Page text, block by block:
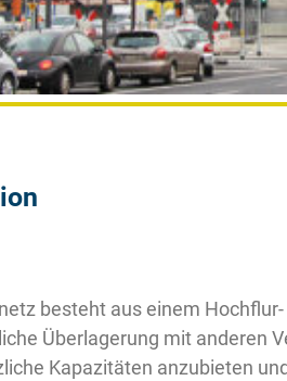
besteht aus einem
Überlagerung mit anderen
Kapazitäten anzubieten